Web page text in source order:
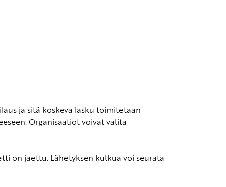
ja sitä koskeva lasku toimitetaan
Organisaatiot voivat valita
on jaettu. Lähetyksen kulkua voi seurata